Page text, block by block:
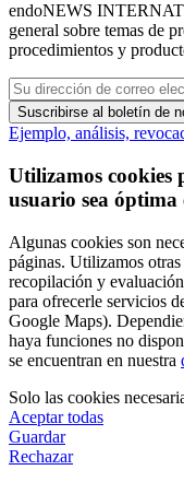
endoNEWS
general sobre temas de
procedimientos y
Suscribirse al boletín de
Ejemplo, análisis,
Utilizamos cookies
usuario sea óptima
Algunas cookies son
páginas. Utilizamos
recopilación y
para ofrecerle servicios
Google Maps).
haya funciones no
se encuentran en nuestra
Solo las cookies
Aceptar todas
Guardar
Rechazar